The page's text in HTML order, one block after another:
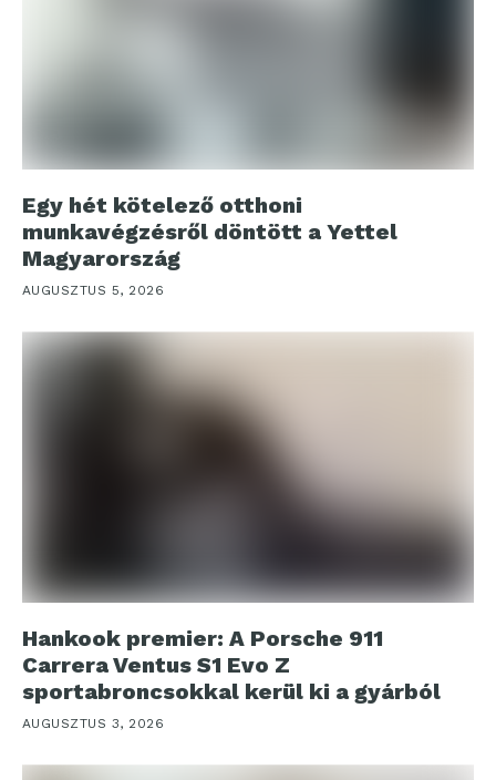
Egy hét kötelező otthoni
munkavégzésről döntött a Yettel
Magyarország
AUGUSZTUS 5, 2026
Hankook premier: A Porsche 911
Carrera Ventus S1 Evo Z
sportabroncsokkal kerül ki a gyárból
AUGUSZTUS 3, 2026